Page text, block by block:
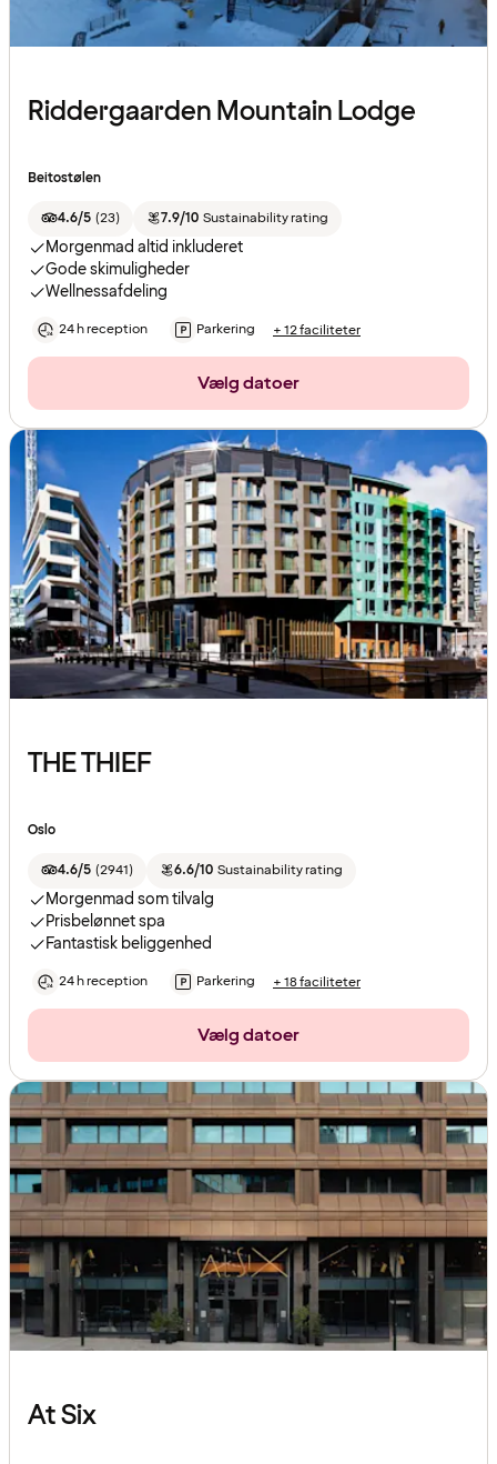
Riddergaarden Mountain Lodge
Beitostølen
4.6/5 (23) 7.9/10 Sustainability rating
Morgenmad altid inkluderet
Gode skimuligheder
Wellnessafdeling
24 h reception Parkering + 12 faciliteter
Vælg datoer
THE THIEF
Oslo
4.6/5 (2941) 6.6/10 Sustainability rating
Morgenmad som tilvalg
Prisbelønnet spa
Fantastisk beliggenhed
24 h reception Parkering + 18 faciliteter
Vælg datoer
At Six